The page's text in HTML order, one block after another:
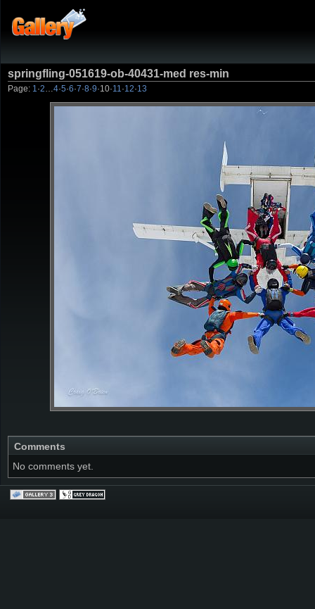
springfling-051619-ob-40431-med res-min
Page: 1 ·2 4·5·6·7·8·9·10·11 ·12·13
Comments
No comments yet.